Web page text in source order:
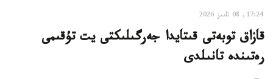
17:24, 08 تامىز 2026
قازاق توبەتى قىتايدا جەرگىلىكتى يت تۇقىمى
رەتىندە تانىلدى